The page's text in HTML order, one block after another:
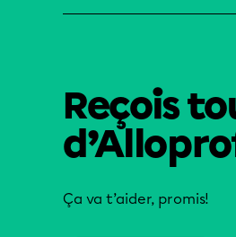
Reçois
Ça va t’aider, promis!